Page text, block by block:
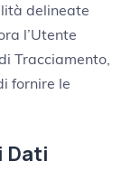
delineate
l’Utente
Tracciamento,
fornire le
Dati